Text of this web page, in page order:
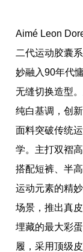
Aimé Leon
二代运动胶囊
妙融入90年代
无缝切换造型
纯白基调，创
面料突破传统
学。主打双褶
搭配短裤、半
运动元素的精
场景，推出真
埋藏的最大彩
履，采用顶级